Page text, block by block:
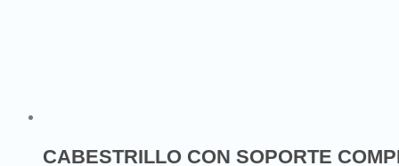
CABESTRILLO CON SOPORTE